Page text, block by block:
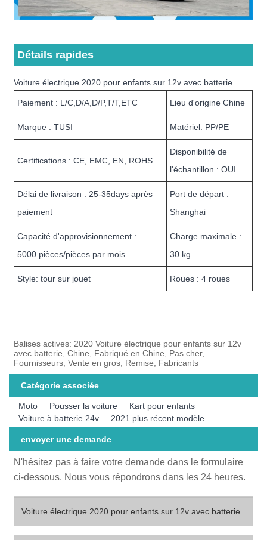
Détails rapides
Voiture électrique 2020 pour enfants sur 12v avec batterie
Paiement : L/C,D/A,D/P,T/T,ETC Lieu d'origine Chine
Marque : TUSI Matériel: PP/PE
Certifications : CE, EMC, EN, ROHS
Disponibilité de
l'échantillon : OUI
Délai de livraison : 25-35days après
paiement
Port de départ :
Shanghai
Capacité d'approvisionnement :
5000 pièces/pièces par mois
Charge maximale :
30 kg
Style: tour sur jouet Roues : 4 roues
Balises actives: 2020 Voiture électrique pour enfants sur 12v
avec batterie, Chine, Fabriqué en Chine, Pas cher,
Fournisseurs, Vente en gros, Remise, Fabricants
Catégorie associée
Moto Pousser la voiture
Kart pour enfants
Voiture à batterie 24v
2021 plus récent modèle
envoyer une demande
N'hésitez pas à faire votre demande dans le formulaire
ci-dessous. Nous vous répondrons dans les 24 heures.